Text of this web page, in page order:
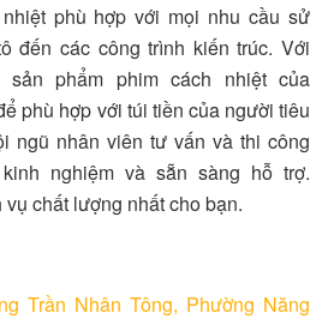
phù hợp với mọi nhu cầu sử
đến các công trình kiến trúc. Với
sản phẩm phim cách nhiệt của
phù hợp với túi tiền của người tiêu
ngũ nhân viên tư vấn và thi công
nghiệm và sẵn sàng hỗ trợ.
chất lượng nhất cho bạn.
Trần Nhân Tông, Phường Năng